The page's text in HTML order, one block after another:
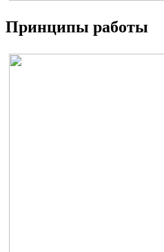
Принципы работы